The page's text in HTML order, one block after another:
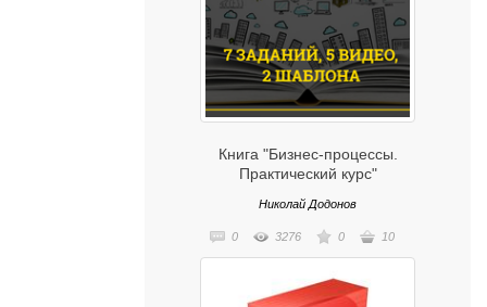
Книга "Бизнес-процессы.
Практический курс"
Николай Додонов
0 3276 0 10